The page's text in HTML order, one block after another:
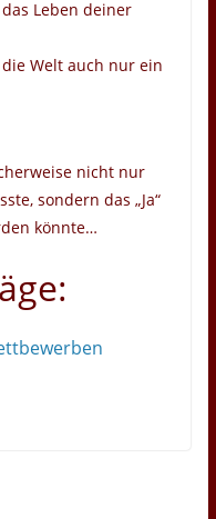
Leben deiner
Welt auch nur ein
nicht nur
sondern das „Ja“
könnte…